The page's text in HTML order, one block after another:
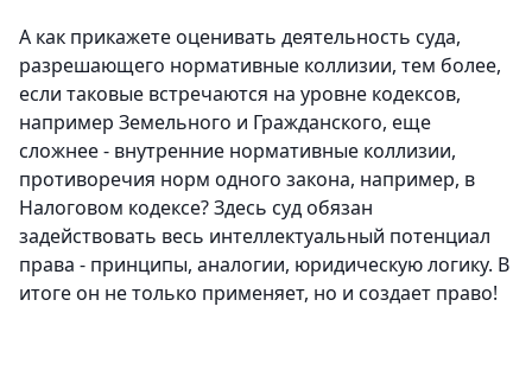
А как прикажете оценивать деятельность суда,
разрешающего нормативные коллизии, тем более,
если таковые встречаются на уровне кодексов,
например Земельного и Гражданского, еще
сложнее - внутренние нормативные коллизии,
противоречия норм одного закона, например, в
Налоговом кодексе? Здесь суд обязан
задействовать весь интеллектуальный потенциал
права - принципы, аналогии, юридическую логику. В
итоге он не только применяет, но и создает право!